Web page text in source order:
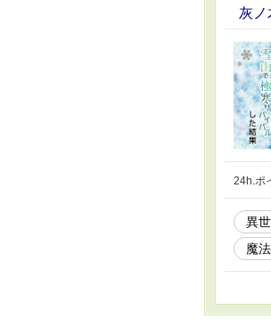
灰ノ
24h.ポ
異
魔法